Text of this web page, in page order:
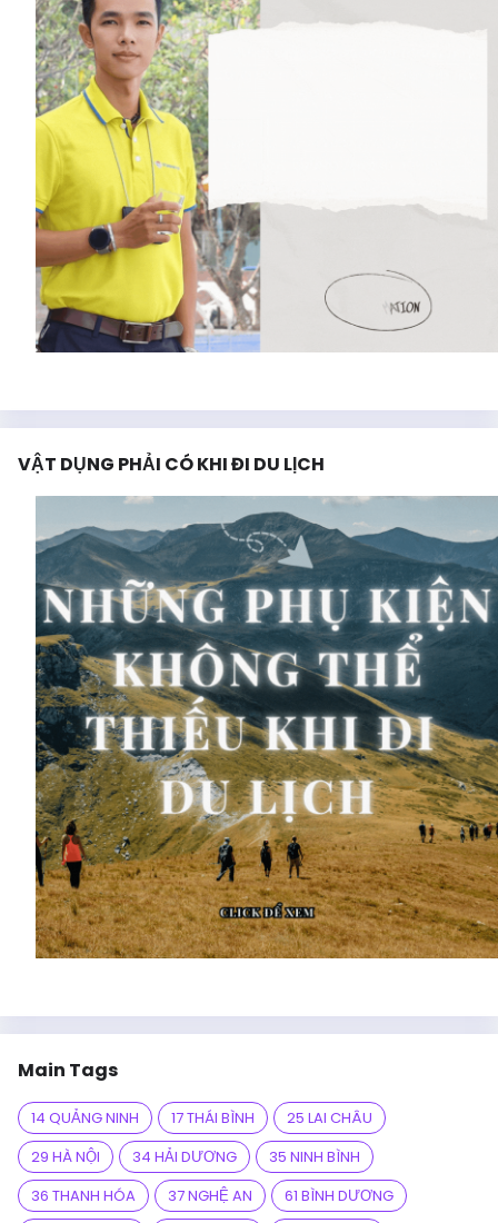
VẬT DỤNG PHẢI CÓ KHI ĐI DU LỊCH
Main Tags
14 QUẢNG NINH 17 THÁI BÌNH
25 LAI CHÂU
29 HÀ NỘI
34 HẢI DƯƠNG
35 NINH BÌNH
36 THANH HÓA
37 NGHỆ AN
61 BÌNH DƯƠNG